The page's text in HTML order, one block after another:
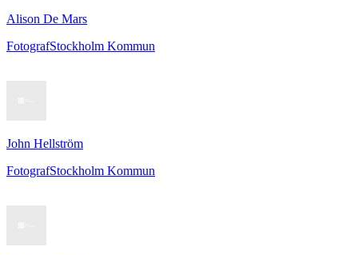
Alison De Mars
FotografStockholm Kommun
John Hellström
FotografStockholm Kommun